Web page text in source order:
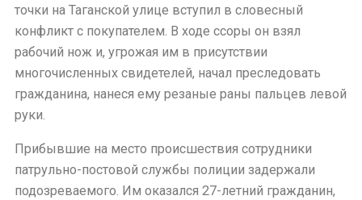
точки на Таганской улице вступил в словесный
конфликт с покупателем. В ходе ссоры он взял
рабочий нож и, угрожая им в присутствии
многочисленных свидетелей, начал преследовать
гражданина, нанеся ему резаные раны пальцев левой
руки.
Прибывшие на место происшествия сотрудники
патрульно-постовой службы полиции задержали
подозреваемого. Им оказался 27-летний гражданин,